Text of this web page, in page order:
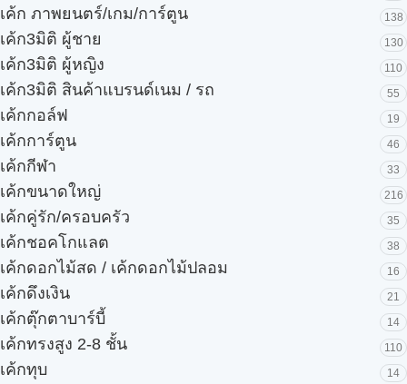
เค้ก ภาพยนตร์/เกม/การ์ตูน 138
เค้ก3มิติ ผู้ชาย 130
เค้ก3มิติ ผู้หญิง 110
เค้ก3มิติ สินค้าแบรนด์เนม / รถ 55
เค้กกอล์ฟ 19
เค้กการ์ตูน 46
เค้กกีฬา 33
เค้กขนาดใหญ่ 216
เค้กคู่รัก/ครอบครัว 35
เค้กชอคโกแลต 38
เค้กดอกไม้สด / เค้กดอกไม้ปลอม 16
เค้กดึงเงิน 21
เค้กตุ๊กตาบาร์บี้ 14
เค้กทรงสูง 2-8 ชั้น 110
เค้กทุบ 14